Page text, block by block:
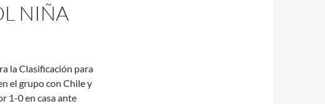
NIÑA
la Clasificación para
el grupo con Chile y
1-0 en casa ante